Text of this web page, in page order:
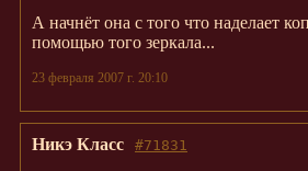
А начнёт она с того что наделает
помощью того зеркала...
23 февраля 2007 г. 20:10
#71831
Никэ Класс